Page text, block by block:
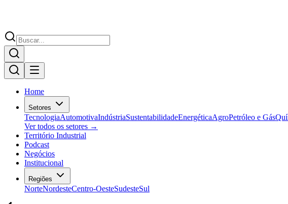
Home
Setores
TecnologiaAutomotivaIndústriaSustentabilidadeEnergéticaAgroPetróleo e Gás
Ver todos os setores →
Território Industrial
Podcast
Negócios
Institucional
Regiões
NorteNordesteCentro-OesteSudesteSul